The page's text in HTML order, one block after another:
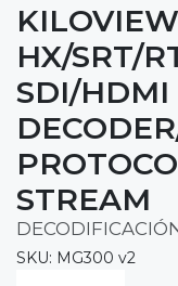
HX/SRT/
SDI/HDMI
STREAM
SKU: MG300 v2